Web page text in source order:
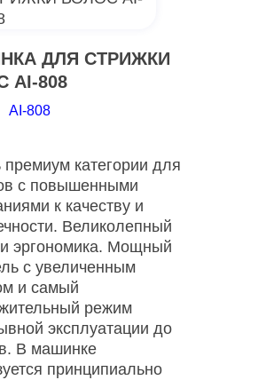
ДЛЯ СТРИЖКИ
AI-808
AI-808
категории для
с повышенными
к качеству и
Великолепный
эргономика. Мощный
с увеличенным
и самый
режим
эксплуатации до
В машинке
принципиально